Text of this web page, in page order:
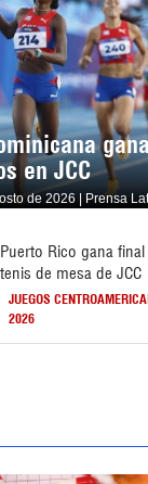
en JCC
de 2026 | Prensa
Puerto Rico gana
tenis de mesa de JCC
JUEGOS
2026